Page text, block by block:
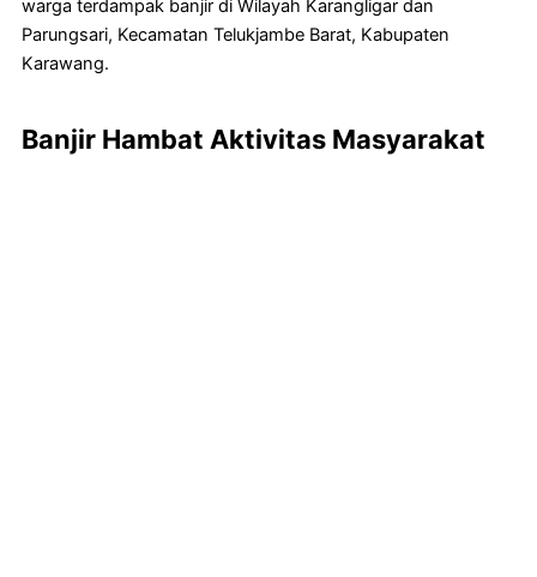
warga terdampak banjir di Wilayah Karangligar dan
Parungsari, Kecamatan Telukjambe Barat, Kabupaten
Karawang.
Banjir Hambat Aktivitas Masyarakat